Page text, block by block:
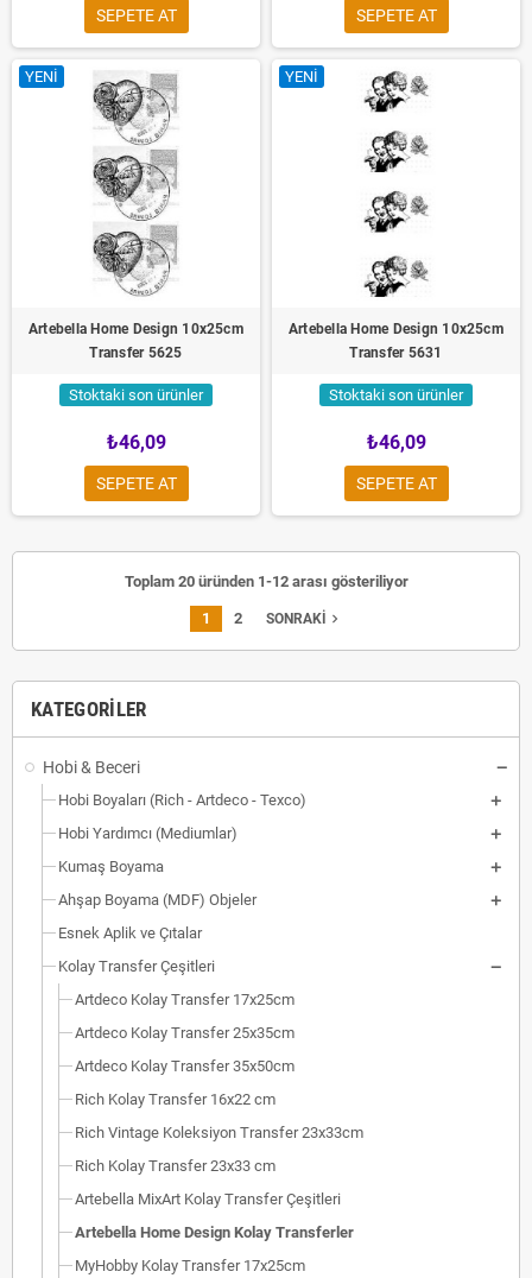
KATEGORILER
Hobi & Beceri
Hobi Boyaları (Rich - Artdeco - Texco)
Hobi Yardımcı (Mediumlar)
Kumaş Boyama
Ahşap Boyama (MDF) Objeler
Esnek Aplik ve Çıtalar
Kolay Transfer Çeşitleri
Artdeco Kolay Transfer 17x25cm
Artdeco Kolay Transfer 25x35cm
Artdeco Kolay Transfer 35x50cm
Rich Kolay Transfer 16x22 cm
Rich Vintage Koleksiyon Transfer 23x33cm
Rich Kolay Transfer 23x33 cm
Artebella MixArt Kolay Transfer Çeşitleri
Artebella Home Design Kolay Transferler
MyHobby Kolay Transfer 17x25cm
SEPETE AT SEPETE AT
YENI
Artebella Home Design 10x25cm
Transfer 5625
Stoktaki son ürünler
₺46,09
SEPETE AT
YENI
Artebella Home Design 10x25cm
Transfer 5631
Stoktaki son ürünler
₺46,09
SEPETE AT
Toplam 20 üründen 1-12 arası gösteriliyor
1 2 SONRAKI navigate_next